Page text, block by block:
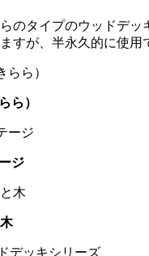
のタイプのウッドデ
すが、半永久的に使
ら）
ジ